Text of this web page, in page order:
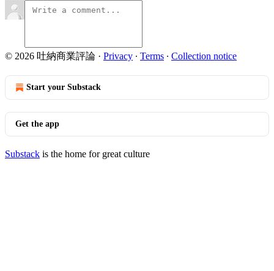
© 2026 吐納商業評論 · Privacy ∙ Terms ∙ Collection notice
Start your Substack
Get the app
Substack is the home for great culture